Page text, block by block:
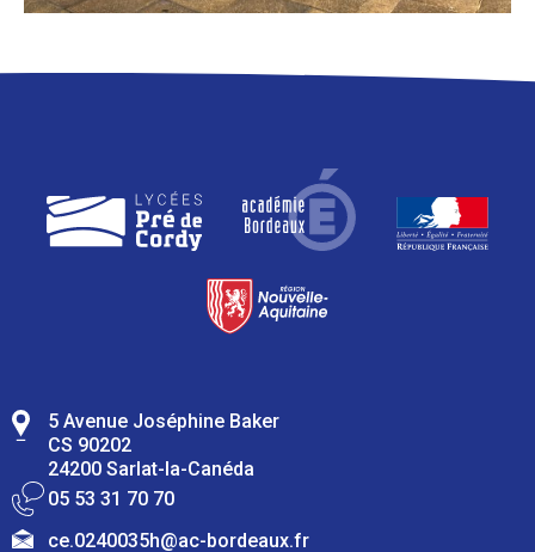
5 Avenue Joséphine Baker
CS 90202
24200 Sarlat-la-Canéda
05 53 31 70 70
ce.0240035h@ac-bordeaux.fr